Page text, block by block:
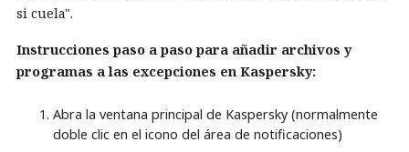
si cuela".
Instrucciones paso a paso para añadir archivos y
programas a las excepciones en Kaspersky:
Abra la ventana principal de Kaspersky (normalmente
doble clic en el icono del área de notificaciones)